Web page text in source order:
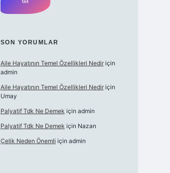
SON YORUMLAR
Aile Hayatının Temel Özellikleri Nediriçin
admin
Aile Hayatının Temel Özellikleri Nediriçin
Umay
Palyatif Tdk Ne Demek için admin
Palyatif Tdk Ne Demek için Nazan
Çelik Neden Önemli için admin